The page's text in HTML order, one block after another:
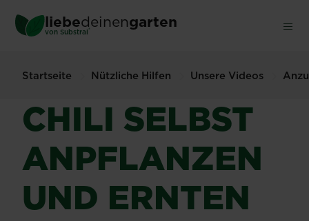
main
liebedeinengarten
von Substral ®
Startseite Nützliche Hilfen Unsere Videos
CHILI SELBST
ANPFLANZEN
UND ERNTEN